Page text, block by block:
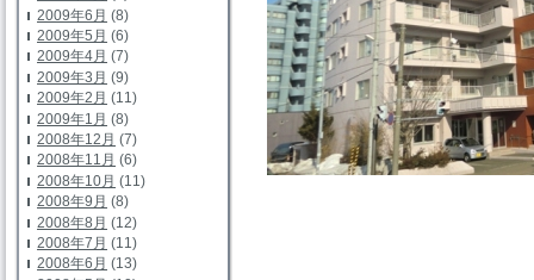
2009年6月 (8)
2009年5月 (6)
2009年4月 (7)
2009年3月 (9)
2009年2月 (11)
2009年1月 (8)
2008年12月 (7)
2008年11月 (6)
2008年10月 (11)
2008年9月 (8)
2008年8月 (12)
2008年7月 (11)
2008年6月 (13)